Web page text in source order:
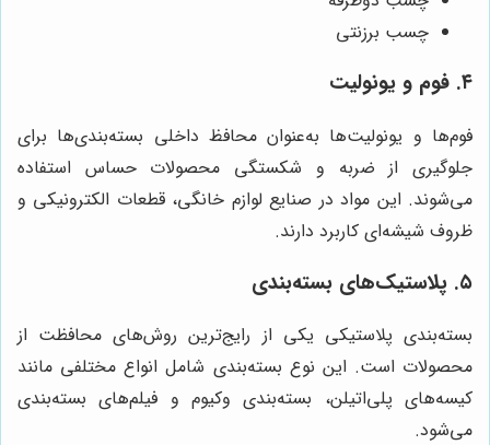
چسب برزنتی
۴. فوم و یونولیت
فوم‌ها و یونولیت‌ها به‌عنوان محافظ داخلی بسته‌بندی‌ها برای
جلوگیری از ضربه و شکستگی محصولات حساس استفاده
می‌شوند. این مواد در صنایع لوازم خانگی، قطعات الکترونیکی و
ظروف شیشه‌ای کاربرد دارند.
۵. پلاستیک‌های بسته‌بندی
بسته‌بندی پلاستیکی یکی از رایج‌ترین روش‌های محافظت از
محصولات است. این نوع بسته‌بندی شامل انواع مختلفی مانند
کیسه‌های پلی‌اتیلن، بسته‌بندی وکیوم و فیلم‌های بسته‌بندی
می‌شود.